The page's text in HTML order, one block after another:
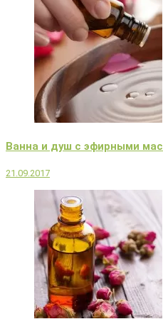
Ванна и душ с эфирными
21.09.2017